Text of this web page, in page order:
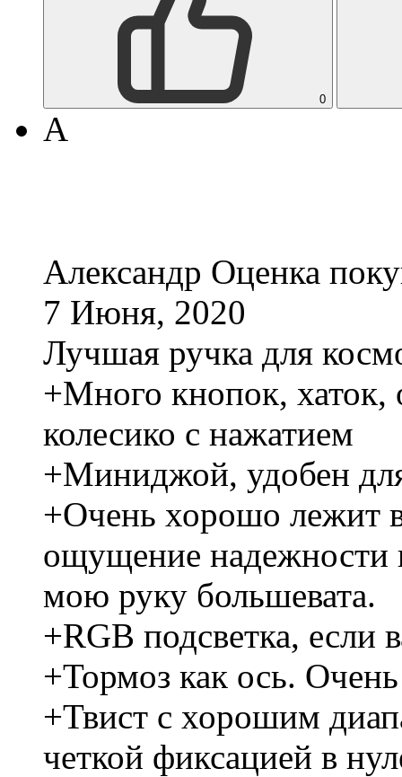
0
А
Александр Оценка
7 Июня, 2020
Лучшая ручка для
+Много кнопок, хаток,
колесико с нажатием
+Миниджой, удобен
+Очень хорошо лежит
ощущение надежности
мою руку большевата.
+RGB подсветка, если
+Тормоз как ось.
+Твист с хорошим
четкой фиксацией в